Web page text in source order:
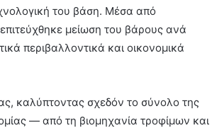
του βάση. Μέσα από
μείωση του βάρους ανά
περιβαλλοντικά και οικονομικά
καλύπτοντας σχεδόν το σύνολο της
— από τη βιομηχανία τροφίμων και